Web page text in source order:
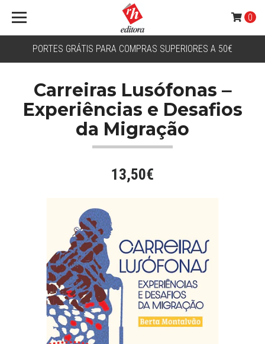
PORTES GRÁTIS PARA COMPRAS SUPERIORES A 50€
0
Carreiras Lusófonas ‒
Experiências e Desafios
da Migração
13,50€